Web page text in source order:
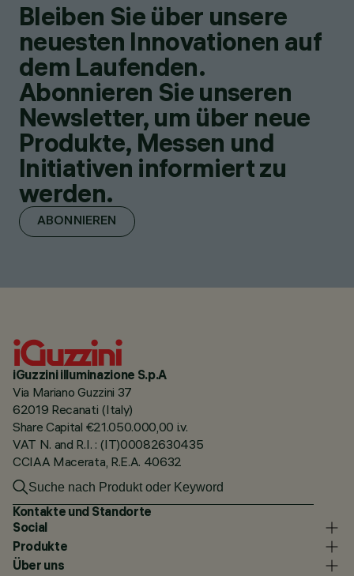
Bleiben Sie über unsere
neuesten Innovationen auf
dem Laufenden.
Abonnieren Sie unseren
Newsletter, um über neue
Produkte, Messen und
Initiativen informiert zu
werden.
ABONNIEREN
iGuzzini illuminazione S.p.A
Via Mariano Guzzini 37
62019 Recanati (Italy)
Share Capital €21.050.000,00 i.v.
VAT N. and R.I. : (IT)00082630435
CCIAA Macerata, R.E.A. 40632
Kontakte und Standorte
Social
Produkte
Über uns